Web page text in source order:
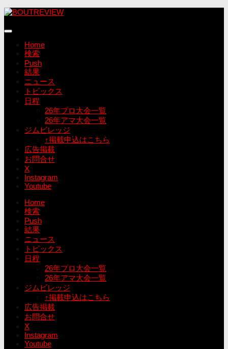
コ
テ
Home
検索
Push
結果
ニュース
トピックス
日程
26年プロ大会一覧
26年アマ大会一覧
ジムビレッジ
↑掲載申込はこちら
広告掲載
お問合せ
X
Instagram
Youtube
Home
検索
Push
結果
ニュース
トピックス
日程
26年プロ大会一覧
26年アマ大会一覧
ジムビレッジ
↑掲載申込はこちら
広告掲載
お問合せ
X
Instagram
Youtube